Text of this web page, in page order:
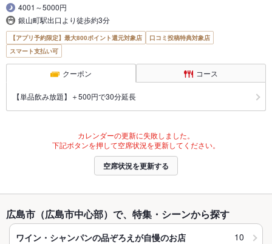
4001～5000円
銀山町駅出口より徒歩約3分
【アプリ予約限定】最大800ポイント還元対象店
口コミ投稿特典対象店
スマート支払い可
クーポン コース
【単品飲み放題】＋500円で30分延長
カレンダーの更新に失敗しました。
下記ボタンを押して空席状況を更新してください。
空席状況を更新する
広島市（広島市中心部）で、特集・シーンから探す
ワイン・シャンパンの品ぞろえが自慢のお店 10